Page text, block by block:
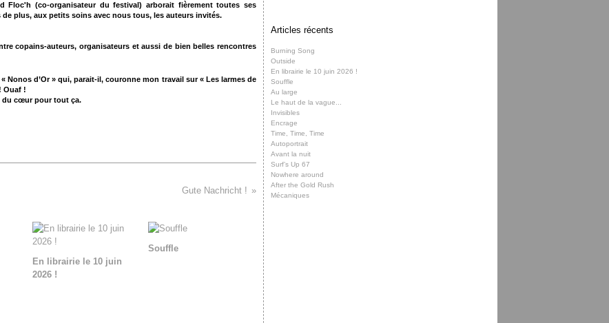
Floc'h (co-organisateur du festival) arborait fièrement toutes ses
plus, aux petits soins avec nous tous, les auteurs invités.
copains-auteurs, organisateurs et aussi de bien belles rencontres
Nonos d’Or » qui, parait-il, couronne mon travail sur « Les larmes de
Ouaf !
du cœur pour tout ça.
Gute Nachricht !
En librairie le 10 juin
2026 !
Souffle
Articles récents
Burning Song
Outside
En librairie le 10 juin 2026 !
Souffle
Au large
Le haut de la vague...
Invisibles
Encrage
Time, Time, Time
Autoportrait
Avant la nuit
Surf’s Up 67
Nowhere around
After the Gold Rush
Mécaniques